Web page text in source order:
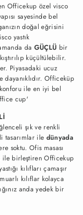
Officekup özel visco
sayesinde bel
doğal eğrisini
yastık
da GÜÇLÜ bir
küçültülebilir.
Piyasadaki ucuz
dayanıklıdır. Officeküp
ile en iyi bel
cup'
şık ve renkli
tasarımlar ile dünyada
soktu. Ofis masası
ile birleştiren Officekup
kılıfları çamaşır
kılıflar kolayca
anda yedek bir